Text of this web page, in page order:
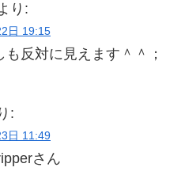
り:
日 19:15
も反対に見えます＾＾；
:
日 11:49
さん